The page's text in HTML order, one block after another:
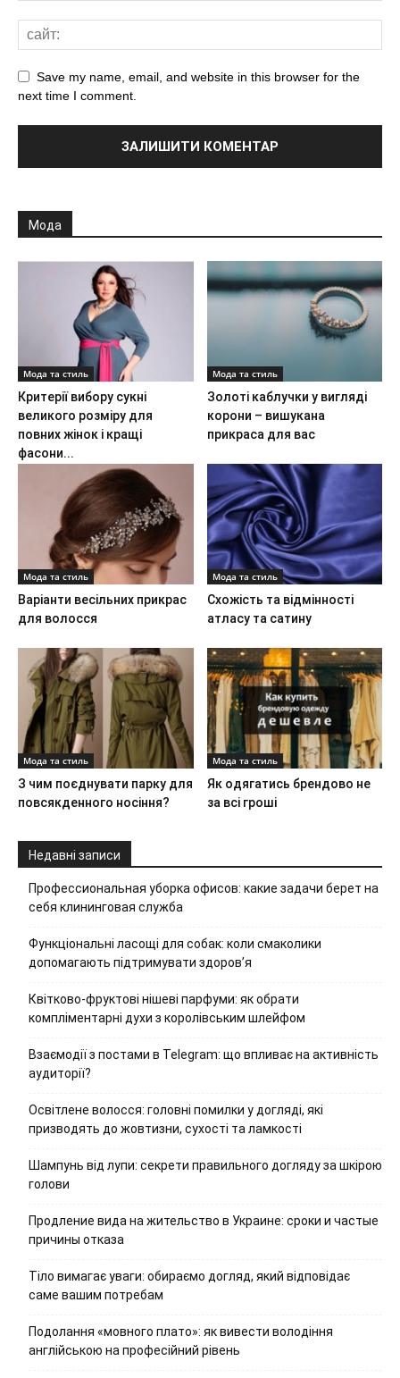
Save my name, email, and website in this browser for the
next time I comment.
Мода
Мода та стиль
Критерії вибору сукні
великого розміру для
повних жінок і кращі
фасони...
Мода та стиль
Золоті каблучки у вигляді
корони – вишукана
прикраса для вас
Мода та стиль
Варіанти весільних прикрас
для волосся
Мода та стиль
Схожість та відмінності
атласу та сатину
Мода та стиль
З чим поєднувати парку для
повсякденного носіння?
Мода та стиль
Як одягатись брендово не
за всі гроші
Недавні записи
Профессиональная уборка офисов: какие задачи берет на
себя клининговая служба
Функціональні ласощі для собак: коли смаколики
допомагають підтримувати здоров’я
Квітково-фруктові нішеві парфуми: як обрати
компліментарні духи з королівським шлейфом
Взаємодії з постами в Telegram: що впливає на активність
аудиторії?
Освітлене волосся: головні помилки у догляді, які
призводять до жовтизни, сухості та ламкості
Шампунь від лупи: секрети правильного догляду за шкірою
голови
Продление вида на жительство в Украине: сроки и частые
причины отказа
Тіло вимагає уваги: обираємо догляд, який відповідає
саме вашим потребам
Подолання «мовного плато»: як вивести володіння
англійською на професійний рівень